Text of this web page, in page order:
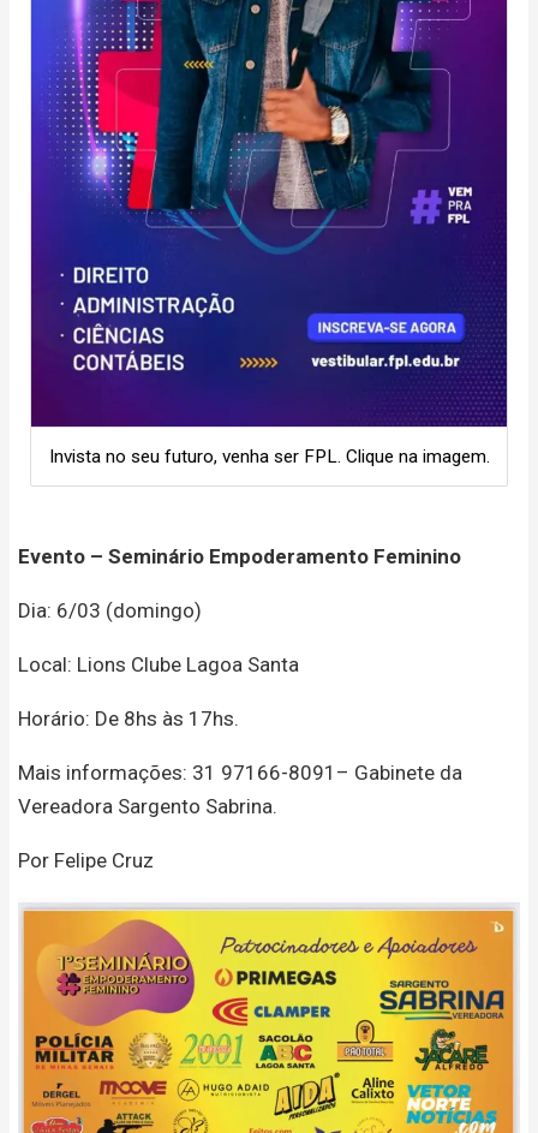
Invista no seu futuro, venha ser FPL. Clique na imagem.
Evento – Seminário Empoderamento Feminino
Dia: 6/03 (domingo)
Local: Lions Clube Lagoa Santa
Horário: De 8hs às 17hs.
Mais informações: 31 97166-8091– Gabinete da
Vereadora Sargento Sabrina.
Por Felipe Cruz